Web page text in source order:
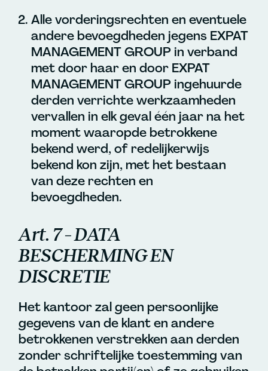
Alle vorderingsrechten en eventuele
andere bevoegdheden jegens EXPAT
MANAGEMENT GROUP in verband
met door haar en door EXPAT
MANAGEMENT GROUP ingehuurde
derden verrichte werkzaamheden
vervallen in elk geval één jaar na het
moment waaropde betrokkene
bekend werd, of redelijkerwijs
bekend kon zijn, met het bestaan
van deze rechten en
bevoegdheden.
Art. 7 – DATA
BESCHERMING EN
DISCRETIE
Het kantoor zal geen persoonlijke
gegevens van de klant en andere
betrokkenen verstrekken aan derden
zonder schriftelijke toestemming van